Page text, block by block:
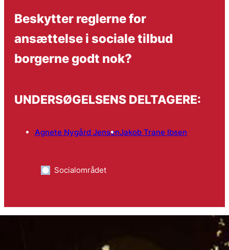
Beskytter reglerne for
ansættelse i sociale tilbud
borgerne godt nok?
UNDERSØGELSENS DELTAGERE:
Agnete Nygård JensenJakob Trane Ibsen
Socialområdet